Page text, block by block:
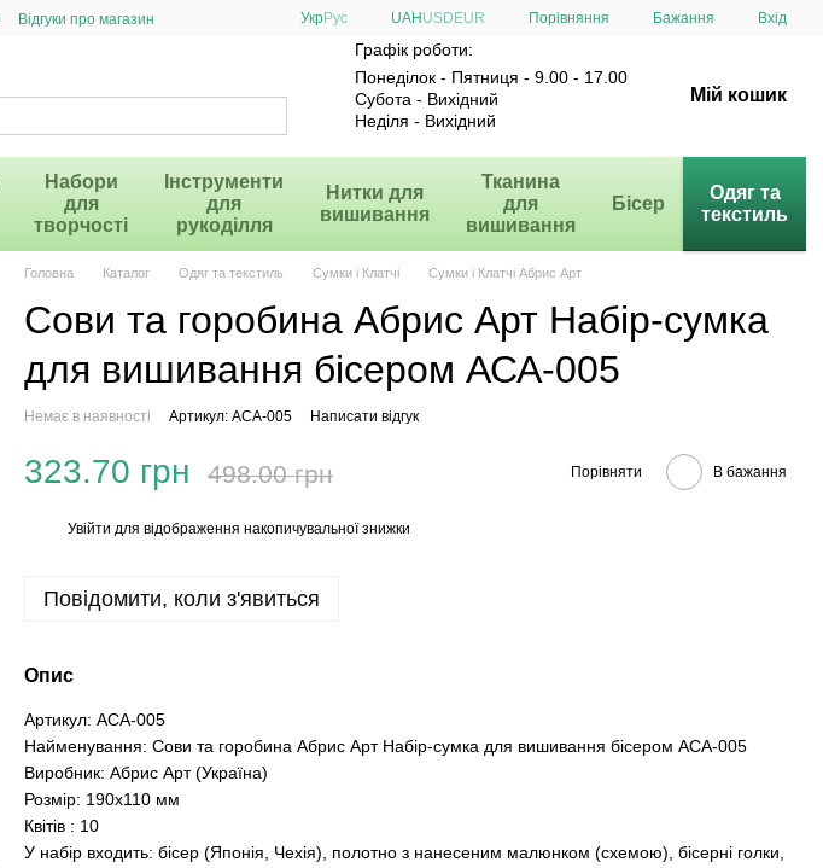
Відгуки про магазин
УкрРус UAH USD EUR Порівняння Бажання Вхід
Графік роботи:
Понеділок - Пятниця - 9.00 - 17.00
Субота - Вихідний
Неділя - Вихідний
Мій кошик
Набори
для
творчості
Інструменти
для
рукоділля
Нитки для
вишивання
Тканина
для
вишивання
Бісер
Одяг та
текстиль
Головна Каталог Одяг та текстиль Сумки і Клатчі Сумки і Клатчі Абрис Арт
Сови та горобина Абрис Арт Набір-сумка
для вишивання бісером АСА-005
Немає в наявності Артикул: ACA-005 Написати відгук
323.70 грн 498.00 грн Порівняти В бажання
Увійти для відображення накопичувальної знижки
Повідомити, коли з'явиться
Опис
Артикул: АСА-005
Найменування: Сови та горобина Абрис Арт Набір-сумка для вишивання бісером АСА-005
Виробник: Абрис Арт (Україна)
Розмір: 190х110 мм
Квітів : 10
У набір входить: бісер (Японія, Чехія), полотно з нанесеним малюнком (схемою), бісерні голки,